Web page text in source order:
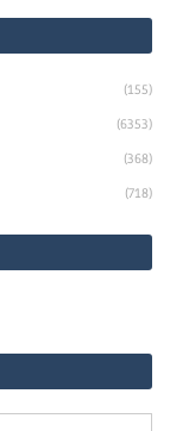
(155)
(6353)
(368)
(718)